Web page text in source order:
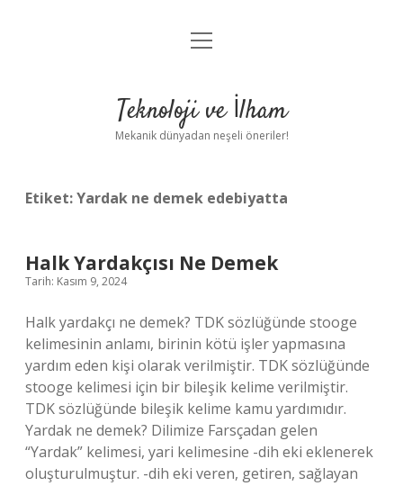
Anasayfa
Yasal Uyarı
menüyü
Teknoloji ve İlham
Mekanik dünyadan neşeli öneriler!
Etiket:Yardak ne demek edebiyatta
Halk Yardakçısı Ne Demek
Tarih: Kasım 9, 2024
Halk yardakçı ne demek? TDK sözlüğünde stooge
kelimesinin anlamı, birinin kötü işler yapmasına
yardım eden kişi olarak verilmiştir. TDK sözlüğünde
stooge kelimesi için bir bileşik kelime verilmiştir.
TDK sözlüğünde bileşik kelime kamu yardımıdır.
Yardak ne demek? Dilimize Farsçadan gelen
“Yardak” kelimesi, yari kelimesine -dih eki eklenerek
oluşturulmuştur. -dih eki veren, getiren, sağlayan